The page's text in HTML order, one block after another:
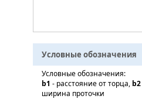
Условные обозначения
Условные обозначения:
b1 - расстояние от торца, b2
ширина проточки